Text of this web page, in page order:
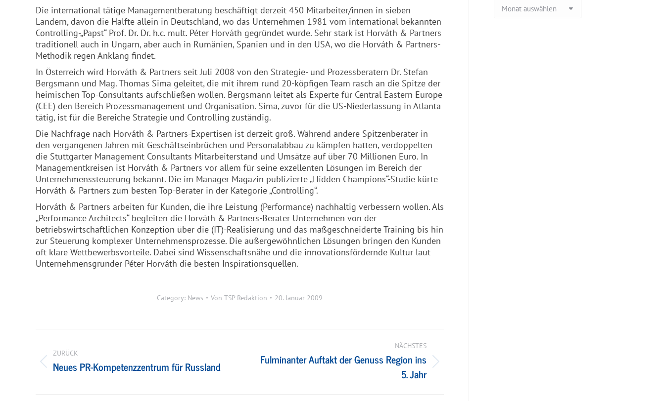
Die international tätige Managementberatung beschäftigt derzeit 450 Mitarbeiter/innen in sieben
Ländern, davon die Hälfte allein in Deutschland, wo das Unternehmen 1981 vom international bekannten
Controlling-„Papst“ Prof. Dr. Dr. h.c. mult. Péter Horváth gegründet wurde. Sehr stark ist Horváth & Partners
traditionell auch in Ungarn, aber auch in Rumänien, Spanien und in den USA, wo die Horváth & Partners-
Methodik regen Anklang findet.
In Österreich wird Horváth & Partners seit Juli 2008 von den Strategie- und Prozessberatern Dr. Stefan
Bergsmann und Mag. Thomas Sima geleitet, die mit ihrem rund 20-köpfigen Team rasch an die Spitze der
heimischen Top-Consultants aufschließen wollen. Bergsmann leitet als Experte für Central Eastern Europe
(CEE) den Bereich Prozessmanagement und Organisation. Sima, zuvor für die US-Niederlassung in Atlanta
tätig, ist für die Bereiche Strategie und Controlling zuständig.
Die Nachfrage nach Horváth & Partners-Expertisen ist derzeit groß. Während andere Spitzenberater in
den vergangenen Jahren mit Geschäftseinbrüchen und Personalabbau zu kämpfen hatten, verdoppelten
die Stuttgarter Management Consultants Mitarbeiterstand und Umsätze auf über 70 Millionen Euro. In
Managementkreisen ist Horváth & Partners vor allem für seine exzellenten Lösungen im Bereich der
Unternehmenssteuerung bekannt. Die im Manager Magazin publizierte „Hidden Champions“-Studie kürte
Horváth & Partners zum besten Top-Berater in der Kategorie „Controlling“.
Horváth & Partners arbeiten für Kunden, die ihre Leistung (Performance) nachhaltig verbessern wollen. Als
„Performance Architects“ begleiten die Horváth & Partners-Berater Unternehmen von der
betriebswirtschaftlichen Konzeption über die (IT)-Realisierung und das maßgeschneiderte Training bis hin
zur Steuerung komplexer Unternehmensprozesse. Die außergewöhnlichen Lösungen bringen den Kunden
oft klare Wettbewerbsvorteile. Dabei sind Wissenschaftsnähe und die innovationsfördernde Kultur laut
Unternehmensgründer Péter Horváth die besten Inspirationsquellen.
Category: News Von TSP Redaktion 20. Januar 2009
ZURÜCK
Vorheriger
Neues PR-Kompetenzzentrum für Russland
NÄCHSTES
Nächster
Fulminanter Auftakt der Genuss Region ins
5. Jahr